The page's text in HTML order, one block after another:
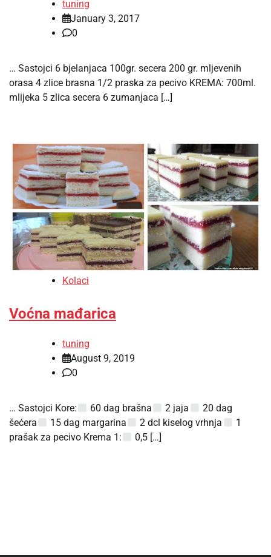
tuning
January 3, 2017
0
… Sastojci 6 bjelanjaca 100gr. secera 200 gr. mljevenih
orasa 4 zlice brasna 1/2 praska za pecivo KREMA: 700ml.
mlijeka 5 zlica secera 6 zumanjaca […]
Kolaci
Voćna mađarica
tuning
August 9, 2019
0
… Sastojci Kore: 60 dag brašna 2 jaja
20 dag
šećera
15 dag margarina 2 dcl kiselog vrhnja
1
prašak za pecivo Krema 1:
0,5 […]